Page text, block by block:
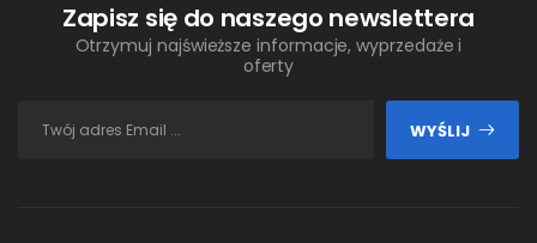
Zapisz się do naszego newslettera
Otrzymuj najświeższe informacje, wyprzedaże i
oferty
WYŚLIJ